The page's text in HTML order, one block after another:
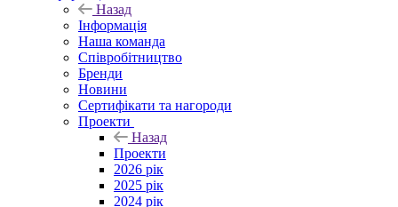
Назад
Інформація
Наша команда
Співробітництво
Бренди
Новини
Сертифікати та нагороди
Проекти
Назад
Проекти
2026 рік
2025 рік
2024 рік